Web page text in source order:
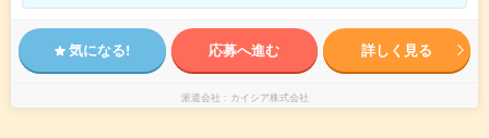
気になる! 応募へ進む 詳しく見る
派遣会社 カイシア株式会社